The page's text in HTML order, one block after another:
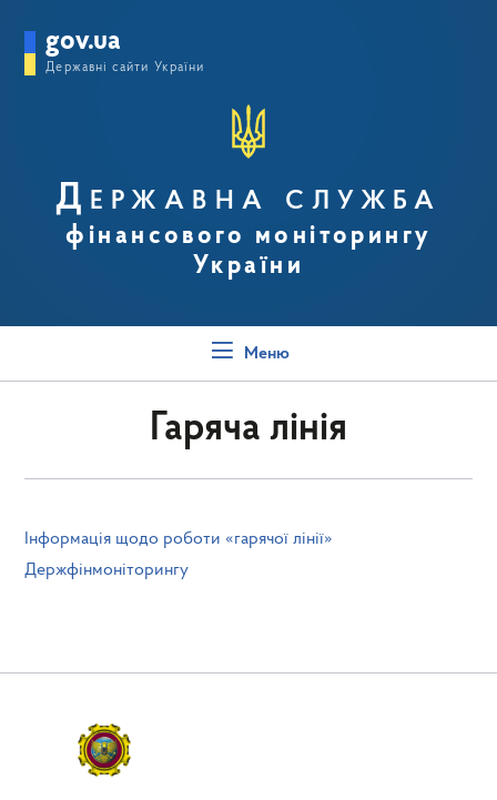
gov.ua
Державні сайти України
Державна служба
фінансового моніторингу
України
Меню
Гаряча лінія
Інформація щодо роботи «гарячої лінії»
Держфінмоніторингу